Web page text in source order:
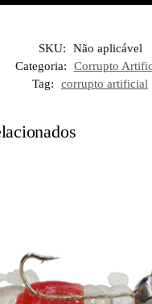
SKU:
Não aplicável
Categoria:
Corrupto
Tag:
corrupto artificial